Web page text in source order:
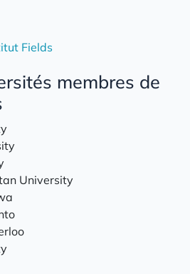
Fields
membres de
University